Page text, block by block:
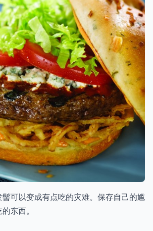
可以变成有点吃的灾难。保存自己的尴
东西。